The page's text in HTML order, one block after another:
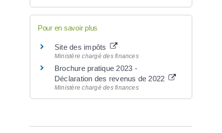
Pour en savoir plus
Site des impôts
Ministère chargé des finances
Brochure pratique 2023 -
Déclaration des revenus de 2022
Ministère chargé des finances